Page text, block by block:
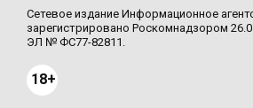
Сетевое издание Информационное
зарегистрировано Роскомнадзором
ЭЛ № ФС77-82811.
18+